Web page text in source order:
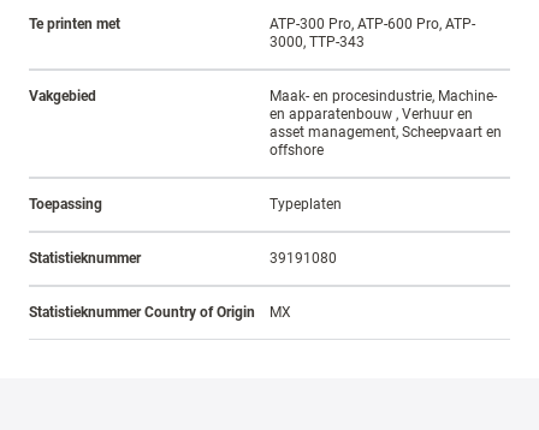
Te printen met
ATP-300 Pro, ATP-600 Pro, ATP-
3000, TTP-343
Vakgebied
Maak- en procesindustrie, Machine-
en apparatenbouw , Verhuur en
asset management, Scheepvaart en
offshore
Toepassing Typeplaten
Statistieknummer 39191080
Statistieknummer Country of Origin MX